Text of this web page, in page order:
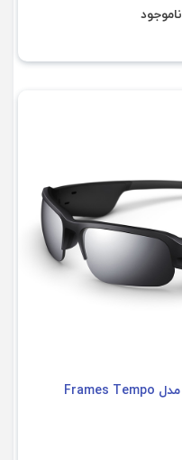
ناموجود
عینک و اسپیکر بوز مدل Frames Tempo